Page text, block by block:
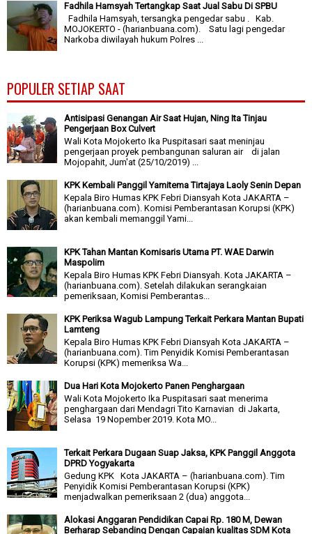
Fadhila Hamsyah Tertangkap Saat Jual Sabu Di SPBU
Fadhila Hamsyah, tersangka pengedar sabu . Kab.
MOJOKERTO - (harianbuana.com). Satu lagi pengedar
Narkoba diwilayah hukum Polres ...
POPULER SETIAP SAAT
Antisipasi Genangan Air Saat Hujan, Ning Ita Tinjau
Pengerjaan Box Culvert
Wali Kota Mojokerto Ika Puspitasari saat meninjau
pengerjaan proyek pembangunan saluran air di jalan
Mojopahit, Jum'at (25/10/2019) ...
KPK Kembali Panggil Yamitema Tirtajaya Laoly Senin Depan
Kepala Biro Humas KPK Febri Diansyah Kota JAKARTA –
(harianbuana.com). Komisi Pemberantasan Korupsi (KPK)
akan kembali memanggil Yami...
KPK Tahan Mantan Komisaris Utama PT. WAE Darwin
Maspolim
Kepala Biro Humas KPK Febri Diansyah. Kota JAKARTA –
(harianbuana.com). Setelah dilakukan serangkaian
pemeriksaan, Komisi Pemberantas...
KPK Periksa Wagub Lampung Terkait Perkara Mantan Bupati
Lamteng
Kepala Biro Humas KPK Febri Diansyah Kota JAKARTA –
(harianbuana.com). Tim Penyidik Komisi Pemberantasan
Korupsi (KPK) memeriksa Wa...
Dua Hari Kota Mojokerto Panen Penghargaan
Wali Kota Mojokerto Ika Puspitasari saat menerima
penghargaan dari Mendagri Tito Karnavian di Jakarta,
Selasa 19 Nopember 2019. Kota MO...
Terkait Perkara Dugaan Suap Jaksa, KPK Panggil Anggota
DPRD Yogyakarta
Gedung KPK Kota JAKARTA – (harianbuana.com). Tim
Penyidik Komisi Pemberantasan Korupsi (KPK)
menjadwalkan pemeriksaan 2 (dua) anggota...
Alokasi Anggaran Pendidikan Capai Rp. 180 M, Dewan
Berharap Sebanding Dengan Capaian kualitas SDM Kota